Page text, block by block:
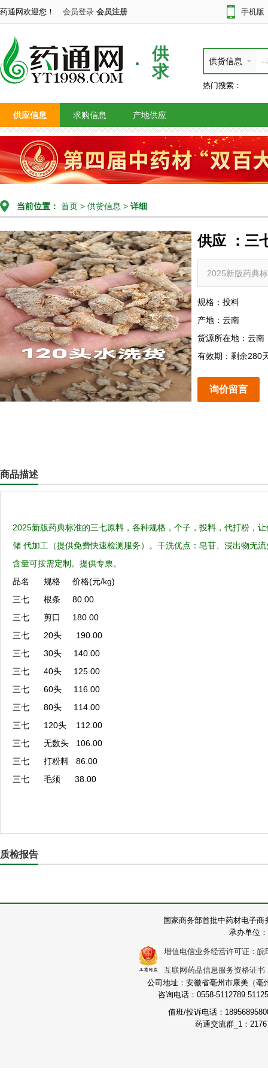
药通网欢迎您！ 会员登录 会员注册 手机版
供
求
供货信息
热门搜索：
供应信息 求购信息 产地供应
当前位置： 首页 > 供货信息 > 详细
供应 ：三
2025新版药典
规格：投料
产地：云南
货源所在地：云南
有效期：剩余280
询价留言
商品描述
2025新版药典标准的三七原料，各种规格，个子，投料，代打粉，
储 代加工（提供免费快速检测服务）
。干洗优点： 皂苷、浸出物无
含量可按需定制。提供专票。
品名 规格 价格(元/kg)
三七 根条 80.00
三七 剪口 180.00
三七 20头 190.00
三七 30头 140.00
三七 40头 125.00
三七 60头 116.00
三七 80头 114.00
三七 120头 112.00
三七 无数头 106.00
三七 打粉料 86.00
三七 毛须 38.00
质检报告
国家商务部首批中药材电子
承办单位
增值电信业务经营许可证：皖
互联网药品信息服务资格证
公司地址：安徽省亳州市康美（
咨询电话：0558-5112789
值班/投诉电话：
药通交流群_1：